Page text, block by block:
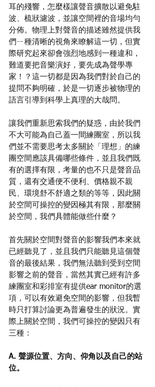
耳的殘響，怎麼樣讓聲音擴散以避免駐
波、梳狀濾波，並讓空間裡的音場均勻
分佈。物理上對聲音的描述雖然提供我
們ㄧ種清晰的視角來瞭解這一切，但實
際研究起來卻會強烈地感到一種違和，
難道要把音樂演好，要先成為聲學專
家！？這一切都是因為我們對於自己的
提問不夠明確，於是一切逐步被物理的
語言引導到科學上真理的大哉問。
讓我們重新思索我們的疑惑，由於我們
不大可能為自己蓋一間練團室，所以我
們並不需要思考太多關於「理想」的練
團空間應該具備哪些條件，並且我們既
有的選擇有限，考量的也不只是聲音品
質，還有交通便不便利、價格親不親
民、環境舒不舒適之類的等等，因此關
於空間可操控的變因極其有限，那麼關
於空間，我們具體能做些什麼？
首先關於空間對聲音的影響我們本來就
已經聽見了，並且我們只能聽見這個聲
音的最後結果，我們無法聽到受到空間
影響之前的聲音，當然其實已經有許多
練團室和彩排室有提供ear monitor的選
項，可以有效避免空間的影響，但我暫
時只打算討論更為普遍發生的狀況。實
際上關於空間，我們可操控的變因只有
三種：
A. 聲源位置、方向、仰角以及自己的站
位。